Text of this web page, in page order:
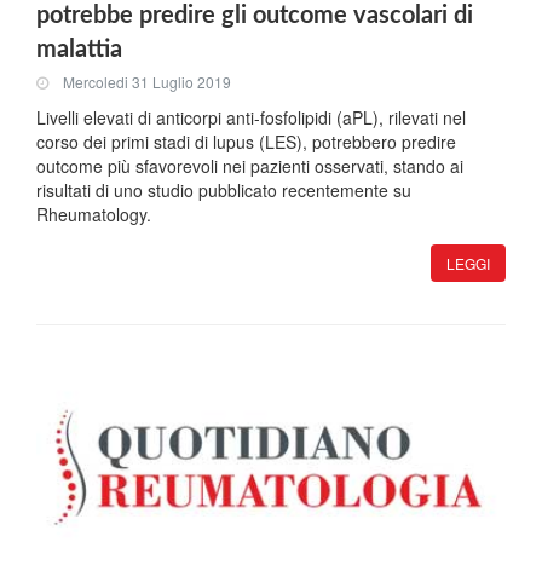
potrebbe predire gli outcome vascolari di
malattia
Mercoledi 31 Luglio 2019
Livelli elevati di anticorpi anti-fosfolipidi (aPL), rilevati nel
corso dei primi stadi di lupus (LES), potrebbero predire
outcome più sfavorevoli nei pazienti osservati, stando ai
risultati di uno studio pubblicato recentemente su
Rheumatology.
LEGGI